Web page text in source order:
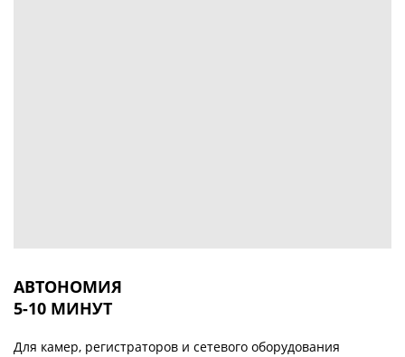
АВТОНОМИЯ
5-10 МИНУТ
Для камер, регистраторов и сетевого оборудования